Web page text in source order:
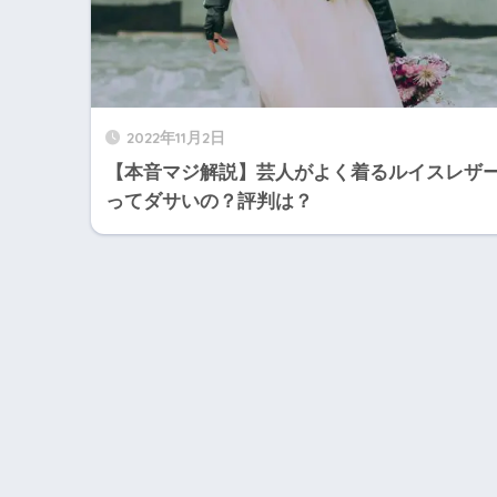
2022年11月2日
【本音マジ解説】芸人がよく着るルイスレザ
ってダサいの？評判は？